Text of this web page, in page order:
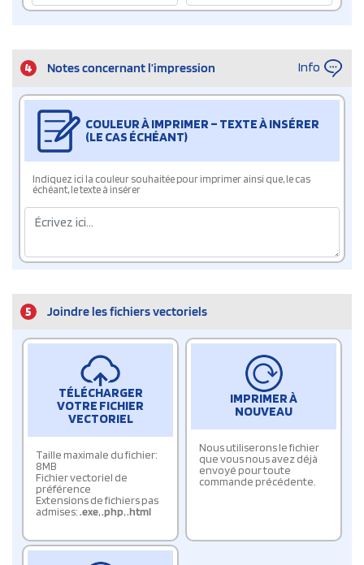
4 Notes concernant l’impression Info
COULEUR À IMPRIMER – TEXTE À INSÉRER
(LE CAS ÉCHÉANT)
Indiquez ici la couleur souhaitée pour imprimer ainsi que, le cas
échéant, le texte à insérer
5 Joindre les fichiers vectoriels
TÉLÉCHARGER
VOTRE FICHIER
VECTORIEL
Taille maximale du fichier:
8MB
Fichier vectoriel de
préférence
Extensions de fichiers pas
admises:.exe,.php,.html
IMPRIMER À
NOUVEAU
Nous utiliserons le fichier
que vous nous avez déjà
envoyé pour toute
commande précédente.